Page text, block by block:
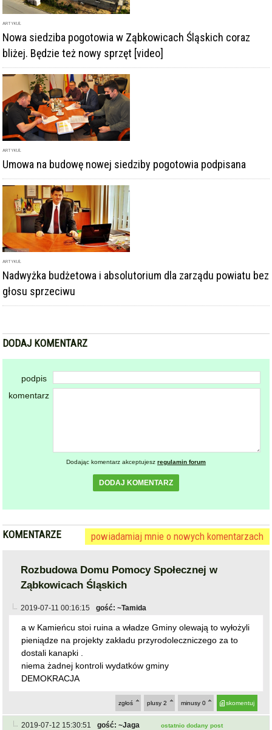
ARTYKUŁ
Nowa siedziba pogotowia w Ząbkowicach Śląskich coraz
bliżej. Będzie też nowy sprzęt [video]
ARTYKUŁ
Umowa na budowę nowej siedziby pogotowia podpisana
ARTYKUŁ
Nadwyżka budżetowa i absolutorium dla zarządu powiatu bez
głosu sprzeciwu
DODAJ KOMENTARZ
podpis
komentarz
Dodając komentarz akceptujesz regulamin forum
DODAJ KOMENTARZ
KOMENTARZE powiadamiaj mnie o nowych komentarzach
Rozbudowa Domu Pomocy Społecznej w
Ząbkowicach Śląskich
2019-07-11 00:16:15 gość: ~Tamida
a w Kamieńcu stoi ruina a władze Gminy olewają to wyłożyli
pieniądze na projekty zakładu przyrodoleczniczego za to
dostali kanapki .
niema żadnej kontroli wydatków gminy
DEMOKRACJA
skomentuj
minusy 0
plusy 2
zgłoś
2019-07-12 15:30:51 gość: ~Jaga ostatnio dodany post